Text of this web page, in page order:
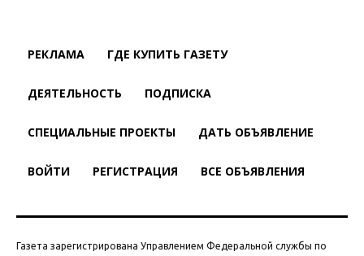
РЕКЛАМА ГДЕ КУПИТЬ ГАЗЕТУ
ДЕЯТЕЛЬНОСТЬ ПОДПИСКА
СПЕЦИАЛЬНЫЕ ПРОЕКТЫ ДАТЬ ОБЪЯВЛЕНИЕ
ВОЙТИ РЕГИСТРАЦИЯ ВСЕ ОБЪЯВЛЕНИЯ
Газета зарегистрирована Управлением Федеральной службы по